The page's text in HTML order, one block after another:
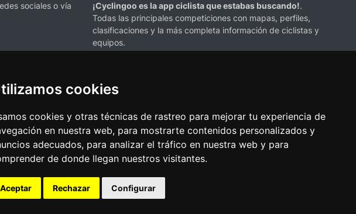
cookies
cookies y otras técnicas de rastreo para mejorar tu experiencia de
en nuestra web, para mostrarte contenidos personalizados y
adecuados, para analizar el tráfico en nuestra web y para
de donde llegan nuestros visitantes.
Aceptar Rechazar Configurar
sociales o vía
¡Cyclingoo es la app ciclista que estabas buscando!.
Todas las principales competiciones con mapas, perfiles,
clasificaciones y la más completa información de ciclistas y
equipos.
comerciales y logotipos mencionados en esta página de resultados de ciclismo son propiedad de
en esta página se presenta únicamente con fines informativos y para la conveniencia de
y no implica asociación o respaldo. Todos los derechos de las marcas comerciales